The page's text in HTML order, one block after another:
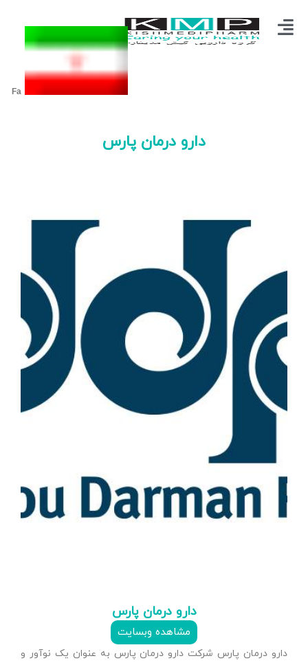
Fa
دارو درمان پارس
دارو درمان پارس
مشاهده وبسایت
دارو درمان پارس شرکت دارو درمان پارس به عنوان یک نوآور و